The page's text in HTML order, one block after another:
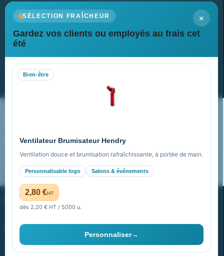
×
SÉLECTION FRAÎCHEUR
Gardez vos clients ou employés au frais cet
été
Bien-être
Ventilateur Brumisateur Hendry
Ventilation douce et brumisation rafraîchissante, à portée de main.
Personnalisable logo Salons & événements
2,80 €HT
dès 2,20 € HT / 5000 u.
Personnaliser→
Newsletter
Recevez nos dernières nouvelles et nos offres spéciales
Nos expertises & accompagnement global
FAQ sur Promenoch Goodies Pub France
Pourquoi ça a marché à 100% pour moi ?
PROMENOCH GOODIES
Goodies Pubfrance est édité par Promenoch
40 rue Madeleine Michelis